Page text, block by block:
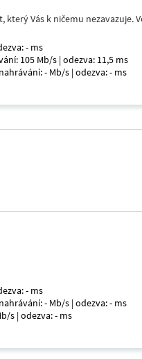
Vás k ničemu nezavazuje.
- ms
105 Mb/s | odezva: 11,5 ms
- Mb/s | odezva: - ms
- ms
- Mb/s | odezva: - ms
s | odezva: - ms